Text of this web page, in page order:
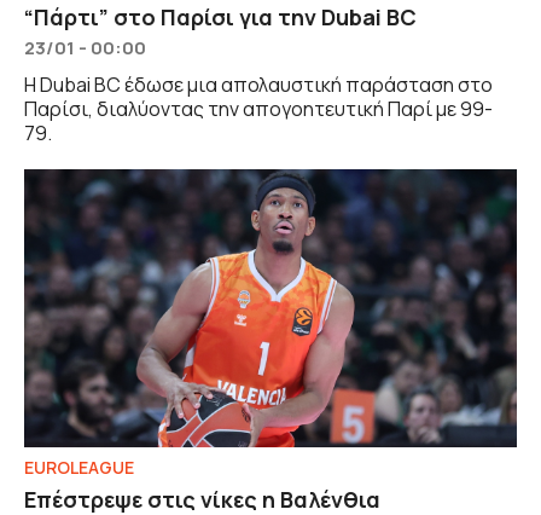
“Πάρτι” στο Παρίσι για την Dubai BC
23/01 - 00:00
Η Dubai BC έδωσε μια απολαυστική παράσταση στο
Παρίσι, διαλύοντας την απογοητευτική Παρί με 99-
79.
EUROLEAGUE
Επέστρεψε στις νίκες η Βαλένθια